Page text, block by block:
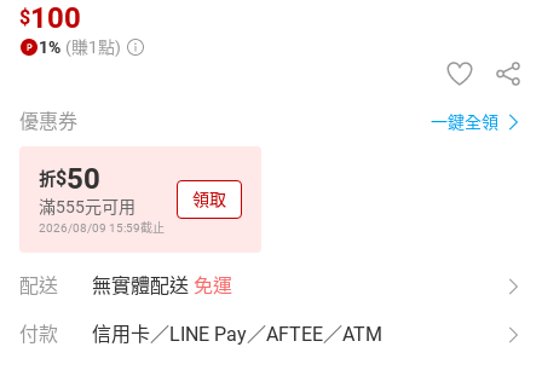
$100
1% (賺1點)
優惠券 一鍵全領
折$50
滿555元可用
2026/08/09 15:59截止
領取
配送 無實體配送 免運
付款 信用卡／LINE Pay／AFTEE／ATM